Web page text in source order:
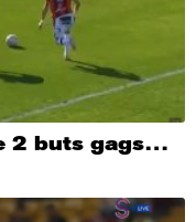
2 buts gags…